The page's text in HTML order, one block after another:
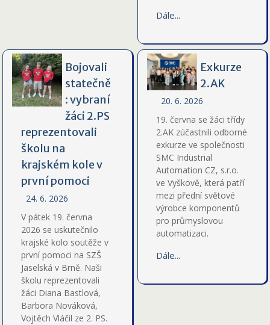
Dále...
Bojovali
statečně
: vybraní
žáci 2.PS
reprezentovali
školu na
krajském kole v
první pomoci
24. 6. 2026
V pátek 19. června
2026 se uskutečnilo
krajské kolo soutěže v
první pomoci na SZŠ
Jaselská v Brně. Naši
školu reprezentovali
žáci Diana Bastlová,
Barbora Nováková,
Vojtěch Vláčil ze 2. PS.
Exkurze
2.AK
20. 6. 2026
19. června se žáci třídy
2.AK zúčastnili odborné
exkurze ve společnosti
SMC Industrial
Automation CZ, s.r.o.
ve Vyškově, která patří
mezi přední světové
výrobce komponentů
pro průmyslovou
automatizaci.
Dále...